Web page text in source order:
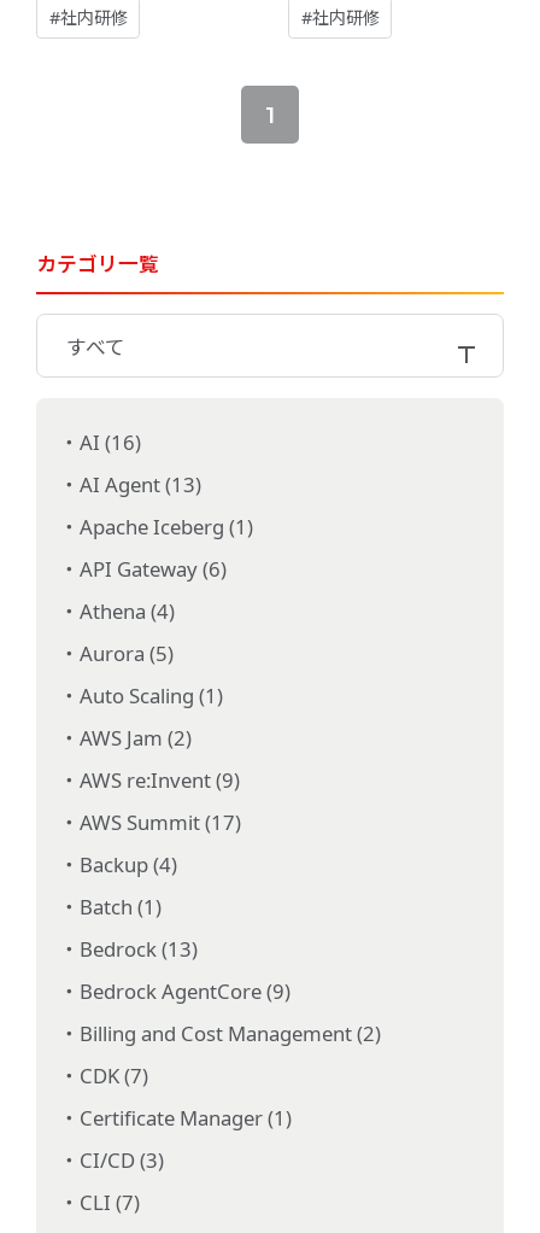
#社内研修
#社内研修
1
カテゴリ一覧
すべて
AI (16)
AI Agent (13)
Apache Iceberg (1)
API Gateway (6)
Athena (4)
Aurora (5)
Auto Scaling (1)
AWS Jam (2)
AWS re:Invent (9)
AWS Summit (17)
Backup (4)
Batch (1)
Bedrock (13)
Bedrock AgentCore (9)
Billing and Cost Management (2)
CDK (7)
Certificate Manager (1)
CI/CD (3)
CLI (7)